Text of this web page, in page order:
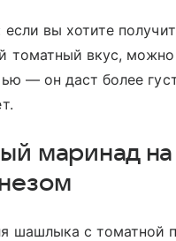
если вы хотите
томатный вкус, можно
— он даст более
маринад на
шашлыка с томатной